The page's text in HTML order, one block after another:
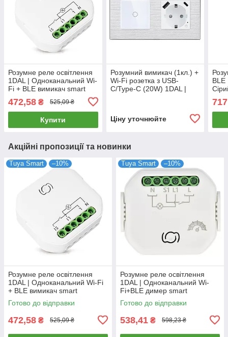
Розумне реле освітлення
1DAL | Одноканальний Wi-
Fi + BLE вимикач smart
472,58 ₴ 525,09 ₴
Купити
Розумний вимикач (1кл.) +
Wi-Fi розетка з USB-
C/Type-C (20W) 1DAL |
Ціну уточнюйте
BLE
Акційні пропозиції та новинки
Tuya Smart –10%
Розумне реле освітлення
1DAL | Одноканальний Wi-Fi
+ BLE вимикач smart
(SW101N)
Готово до відправки
472,58 ₴ 525,09 ₴
Tuya Smart –10%
Розумне реле освітлення
1DAL | Одноканальний Wi-
Fi+BLE димер smart
(SWD101N)
Готово до відправки
538,41 ₴ 598,23 ₴